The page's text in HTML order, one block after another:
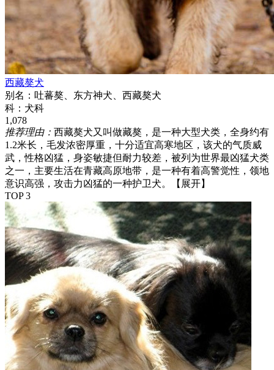
西藏獒犬
别名： 吐蕃獒、东方神犬、西藏獒犬
科： 犬科
1,078
推荐理由： 西藏獒犬又叫做藏獒，是一种大型犬类，全身约有
1.2米长，毛发浓密厚重，十分适宜高寒地区，该犬的气质威
武，性格凶猛，身姿敏捷但耐力较差，被列为世界最凶猛犬类
之一，主要生活在青藏高原地带，是一种有着高警觉性，领地
意识高强，攻击力凶猛的一种护卫犬。
【展开】
TOP 3